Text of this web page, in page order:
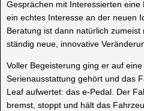
Gesprächen mit Interessierten eine
ein echtes Interesse an der neuen
Beratung ist dann natürlich
ständig neue, innovative
Voller Begeisterung ging er auf
Serienausstattung gehört und das
Leaf aufwertet: das e-Pedal. Der
bremst, stoppt und hält das